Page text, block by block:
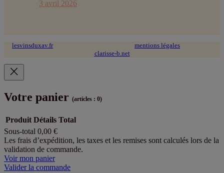
3 avril 2026
lesvinsduxav.fr© 2024 tous droits réservés ~ mentions légales
clarisse-b.net
Votre panier (articles : 0)
Produits
dans
le
Produit Détails Total
Sous-total 0,00 €
Les frais d’expédition, les taxes et les remises sont calculés lors de la
validation de commande.
Voir mon panier
Valider la commande